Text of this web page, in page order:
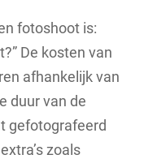
fotoshoot is:
De kosten van
afhankelijk van
duur van de
gefotografeerd
zoals